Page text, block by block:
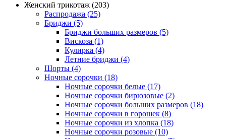
Женский трикотаж (203)
Распродажа (25)
Бриджи (5)
Бриджи больших размеров (5)
Вискоза (1)
Кулирка (4)
Летние бриджи (4)
Шорты (4)
Ночные сорочки (18)
Ночные сорочки белые (17)
Ночные сорочки бирюзовые (2)
Ночные сорочки больших размеров (18)
Ночные сорочки в горошек (8)
Ночные сорочки из хлопка (18)
Ночные сорочки розовые (10)